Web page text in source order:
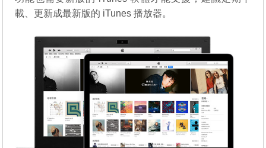
載、更新成最新版的 iTunes 播放器。